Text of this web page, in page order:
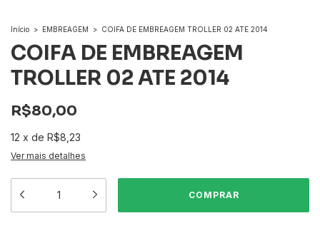
Início > EMBREAGEM > COIFA DE EMBREAGEM TROLLER 02 ATE 2014
COIFA DE EMBREAGEM
TROLLER 02 ATE 2014
R$80,00
12 x de R$8,23
Ver mais detalhes